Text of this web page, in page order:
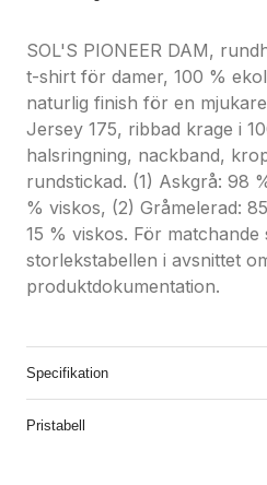
SOL'S PIONEER DAM,
t-shirt för damer, 100 %
naturlig finish för en
Jersey 175, ribbad krage i
halsringning, nackband,
rundstickad. (1) Askgrå: 98
% viskos, (2) Gråmelerad:
15 % viskos. För matchande
storlekstabellen i avsnittet
produktdokumentation.
Specifikation
Pristabell